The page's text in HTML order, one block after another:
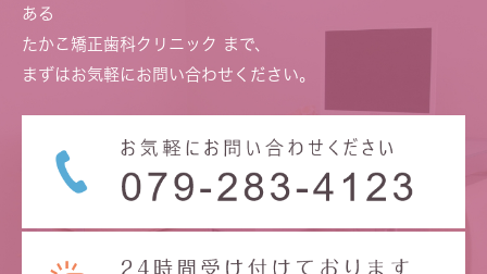
ある
たかこ矯正歯科クリニック まで、
まずはお気軽にお問い合わせください。